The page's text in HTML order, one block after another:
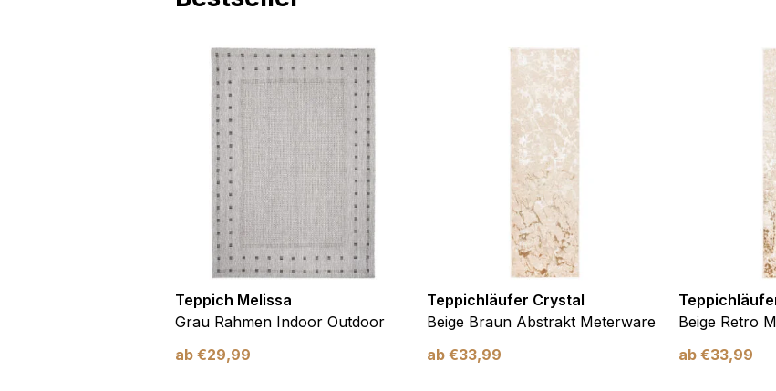
Teppich Melissa
Grau Rahmen Indoor Outdoor
ab €29,99
Teppichläufer Crystal
Beige Braun Abstrakt Meterware
ab €33,99
Beige Retro
ab €33,99